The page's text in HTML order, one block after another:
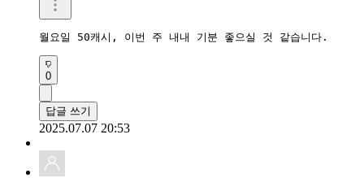
월요일 50캐시, 이번 주 내내 기분 좋으실 것 같습니다.
0
답글 쓰기
2025.07.07 20:53